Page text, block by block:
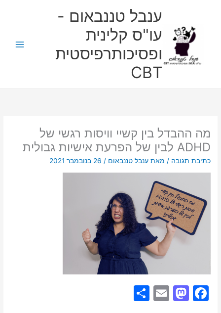
ענבל טננבאום -
עו"ס קלינית
ופסיכותרפיסטית
CBT
מה ההבדל בין קשיי וויסות רגשי של
ADHD לבין של הפרעת אישיות גבולית
כתיבת תגובה / מאתענבל טננבאום/ 26 בנובמבר 2021
F
M
E